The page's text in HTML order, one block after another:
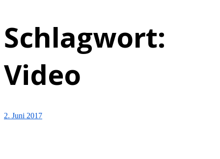
Schlagwort:
Video
2. Juni 2017